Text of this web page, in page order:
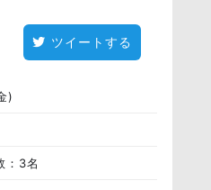
ツイートする
)
：3名